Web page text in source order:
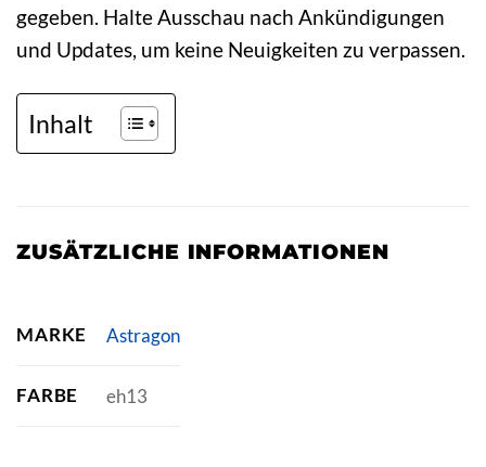
gegeben. Halte Ausschau nach Ankündigungen
und Updates, um keine Neuigkeiten zu verpassen.
Inhalt
ZUSÄTZLICHE INFORMATIONEN
MARKE Astragon
FARBE eh13